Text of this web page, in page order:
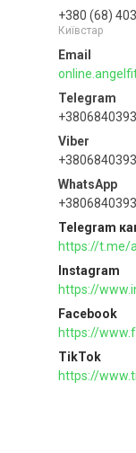
+380 (68)
Київстар
Telegram
https://t.me/
Instagram
https://
Facebook
https://
TikTok
https://